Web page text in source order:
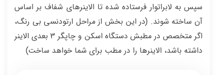
سپس به لابراتوار فرستاده شده تا الاینرهای شفاف بر اساس
آن ساخته شوند. (در این بخش از مراحل ارتودنسی بی رنگ،
اگر متخصص در مطبش دستگاه اسکن و چاپگر 3 بعدی الاینر
داشته باشد، الاینرها را در مطب برای شما خواهد ساخت)